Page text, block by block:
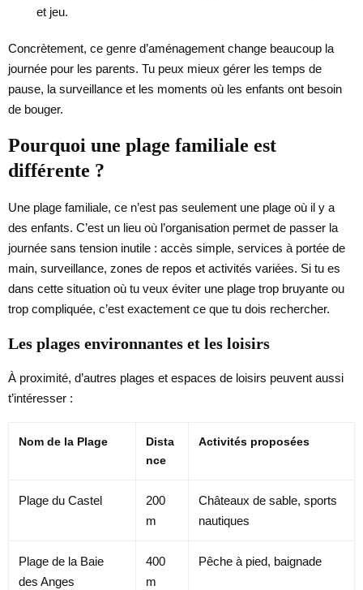
et jeu.
Concrètement, ce genre d’aménagement change beaucoup la
journée pour les parents. Tu peux mieux gérer les temps de
pause, la surveillance et les moments où les enfants ont besoin
de bouger.
Pourquoi une plage familiale est
différente ?
Une plage familiale, ce n’est pas seulement une plage où il y a
des enfants. C’est un lieu où l’organisation permet de passer la
journée sans tension inutile : accès simple, services à portée de
main, surveillance, zones de repos et activités variées. Si tu es
dans cette situation où tu veux éviter une plage trop bruyante ou
trop compliquée, c’est exactement ce que tu dois rechercher.
Les plages environnantes et les loisirs
À proximité, d’autres plages et espaces de loisirs peuvent aussi
t’intéresser :
Nom de la Plage
Dista
nce
Activités proposées
Plage du Castel
200
m
Châteaux de sable, sports
nautiques
Plage de la Baie
des Anges
400
m
Pêche à pied, baignade